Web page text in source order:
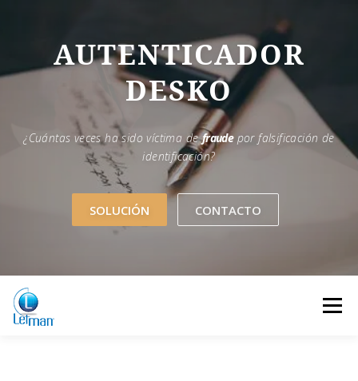
AUTENTICADOR
DESKO
¿Cuántas veces ha sido víctima defraudepor falsificación de
identificación?
SOLUCIÓN CONTACTO
Menú